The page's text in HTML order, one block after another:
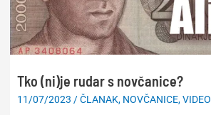
Tko (ni)je rudar s novčanice?
11/07/2023/ČLANAK, NOVČANICE,VIDEO